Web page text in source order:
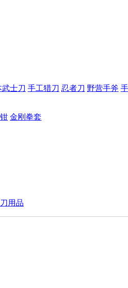
武士刀 手工猎刀 忍者刀 野营手斧
金刚拳套
用品